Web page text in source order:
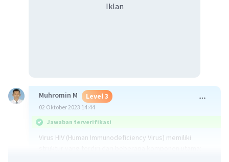
Iklan
Muhromin M Level 3
02 Oktober 2023 14:44
Jawaban terverifikasi
Virus HIV (Human Immunodeficiency Virus) memiliki